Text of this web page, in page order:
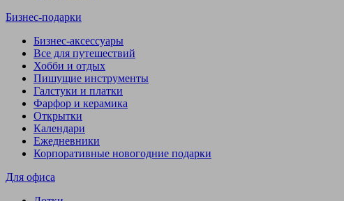
Бизнес-подарки
Бизнес-аксессуары
Все для путешествий
Хобби и отдых
Пишущие инструменты
Галстуки и платки
Фарфор и керамика
Открытки
Календари
Ежедневники
Корпоративные новогодние подарки
Для офиса